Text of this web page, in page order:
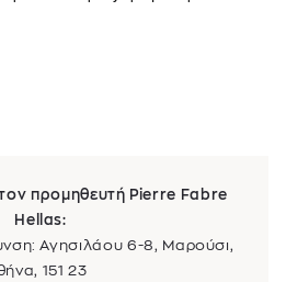
τον προμηθευτή Pierre Fabre
Hellas:
Αγησιλάου 6-8, Μαρούσι,
151 23